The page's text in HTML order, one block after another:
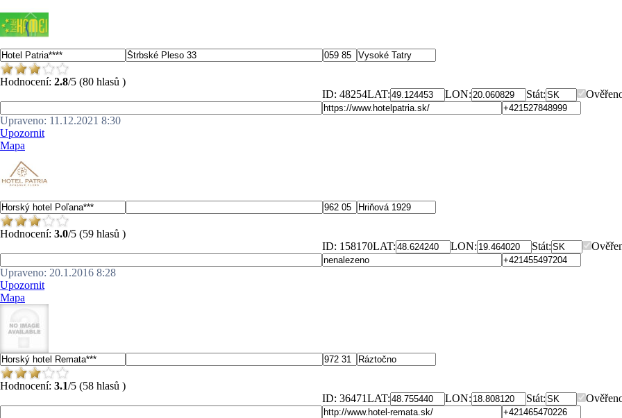
Hodnocení: 2.8/5 (80 hlasů )
ID: 48254LAT: LON: Stát:
Upraveno: 11.12.2021 8:30
Upozornit
Mapa
Hodnocení: 3.0/5 (59 hlasů )
ID: 158170LAT: LON: Stát:
Upraveno: 20.1.2016 8:28
Upozornit
Mapa
Hodnocení: 3.1/5 (58 hlasů )
ID: 36471LAT: LON: Stát: